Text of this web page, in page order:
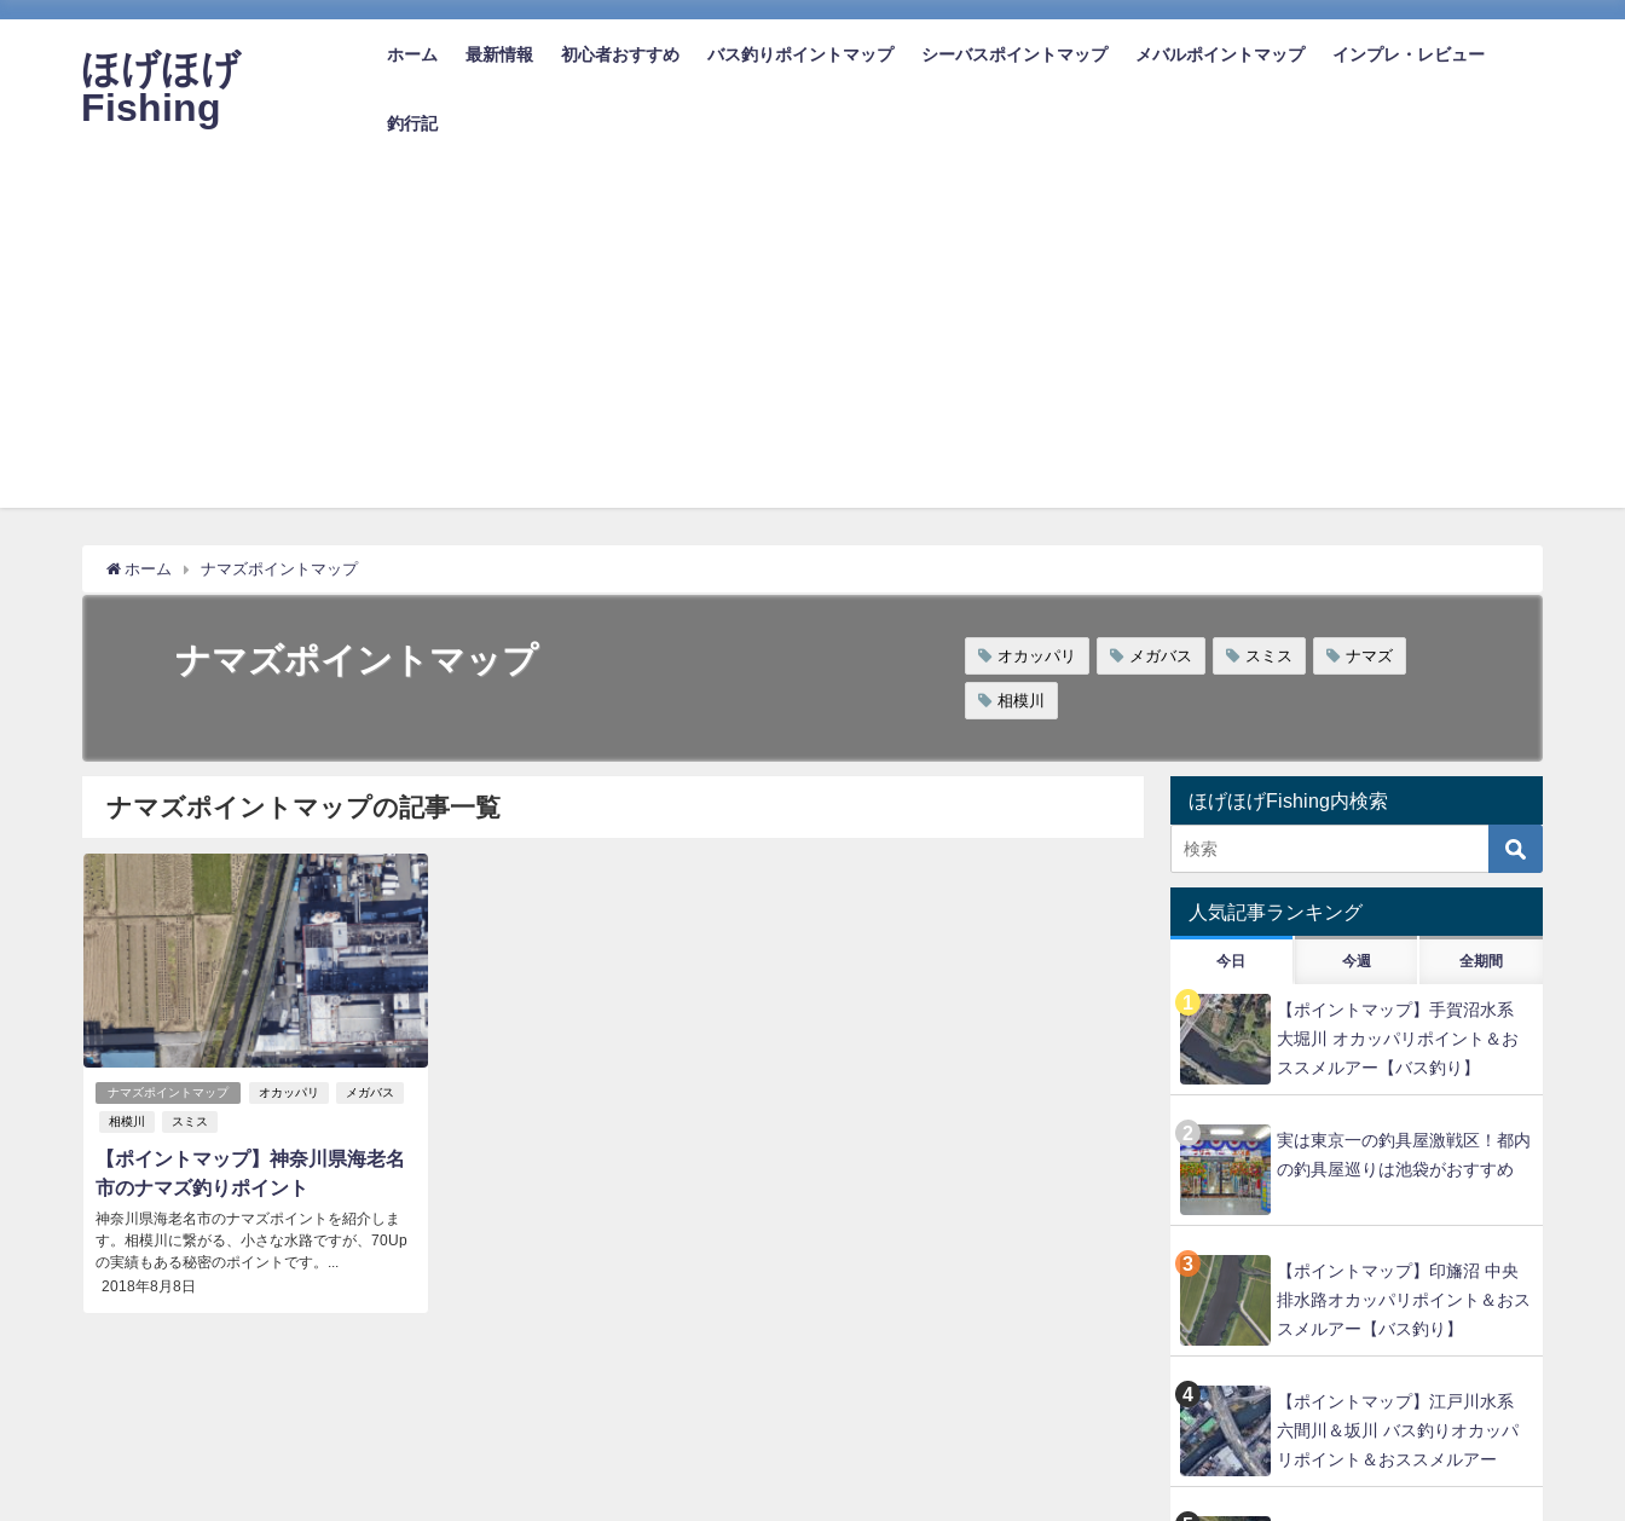
ほげほげ
Fishing
ホーム 最新情報 初心者おすすめ バス釣りポイントマップ シーバスポイントマップ メバルポイントマップ インプレ・レビュー
釣行記
ホーム ナマズポイントマップ
ナマズポイントマップ オカッパリ メガバス スミス ナマズ
相模川
ナマズポイントマップの記事一覧
ナマズポイントマップ オカッパリ メガバス
相模川 スミス
【ポイントマップ】神奈川県海老名
市のナマズ釣りポイント
神奈川県海老名市のナマズポイントを紹介しま
す。相模川に繋がる、小さな水路ですが、70Up
の実績もある秘密のポイントです。...
2018年8月8日
ほげほげFishing内検索
人気記事ランキング
今日 今週 全期間
【ポイントマップ】手賀沼水系
大堀川 オカッパリポイント＆お
ススメルアー【バス釣り】
実は東京一の釣具屋激戦区！都内
の釣具屋巡りは池袋がおすすめ
【ポイントマップ】印旛沼 中央
排水路オカッパリポイント＆おス
スメルアー【バス釣り】
【ポイントマップ】江戸川水系
六間川＆坂川 バス釣りオカッパ
リポイント＆おススメルアー